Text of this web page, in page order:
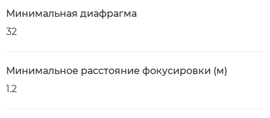
Минимальная диафрагма
32
Минимальное расстояние фокусировки (м)
1.2